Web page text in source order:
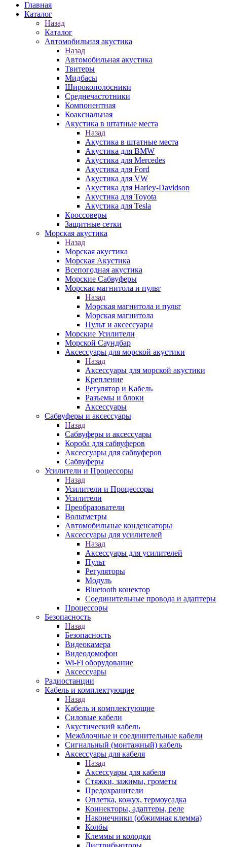
Главная
Каталог
Назад
Каталог
Автомобильная акустика
Назад
Автомобильная акустика
Твитеры
Мидбасы
Широкополосники
Среднечастотники
Компонентная
Коаксиальная
Акустика в штатные места
Назад
Акустика в штатные места
Акустика для BMW
Акустика для Mercedes
Акустика для Ford
Акустика для VW
Акустика для Harley-Davidson
Акустика для Toyota
Акустика для Tesla
Кроссоверы
Защитные сетки
Морская акустика
Назад
Морская акустика
Морская Акустика
Всепогодная акустика
Морские Сабвуферы
Морская магнитола и пульт
Назад
Морская магнитола и пульт
Морская магнитола
Пульт и аксессуары
Морские Усилители
Морской Cаундбар
Аксессуары для морской акустики
Назад
Аксессуары для морской акустики
Крепление
Регулятор и Кабель
Разъемы и блоки
Аксессуары
Сабвуферы и аксессуары
Назад
Сабвуферы и аксессуары
Короба для сабвуферов
Аксессуары для сабвуферов
Сабвуферы
Усилители и Процессоры
Назад
Усилители и Процессоры
Усилители
Преобразователи
Вольтметры
Автомобильные конденсаторы
Аксессуары для усилителей
Назад
Аксессуары для усилителей
Пульт
Регуляторы
Модуль
Bluetooth конектор
Соединительные провода и адаптеры
Процессоры
Безопасность
Назад
Безопасность
Видеокамера
Видеодомофон
Wi-Fi оборудование
Аксессуары
Радиостанции
Кабель и комплектующие
Назад
Кабель и комплектующие
Силовые кабели
Акустический кабель
Межблочные и соединительные кабели
Сигнальный (монтажный) кабель
Аксессуары для кабеля
Назад
Аксессуары для кабеля
Стяжки, зажимы, грометы
Предохранители
Оплетка, кожух, термоусадка
Коннекторы, адаптеры, реле
Наконечники (обжимная клемма)
Колбы
Клеммы и колодки
Дистрибьюторы